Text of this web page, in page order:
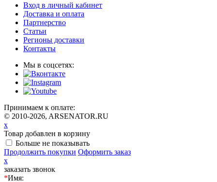
Вход в личный кабинет
Доставка и оплата
Партнерство
Статьи
Регионы доставки
Контакты
Мы в соцсетях:
Принимаем к оплате:
© 2010-2026, ARSENATOR.RU
x
Товар добавлен в корзину
Больше не показывать
Продолжить покупки Оформить заказ
x
заказать звонок
*Имя: